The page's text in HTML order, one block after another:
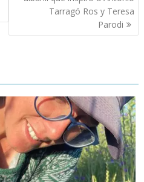
Tarragó Ros y Teresa
Parodi